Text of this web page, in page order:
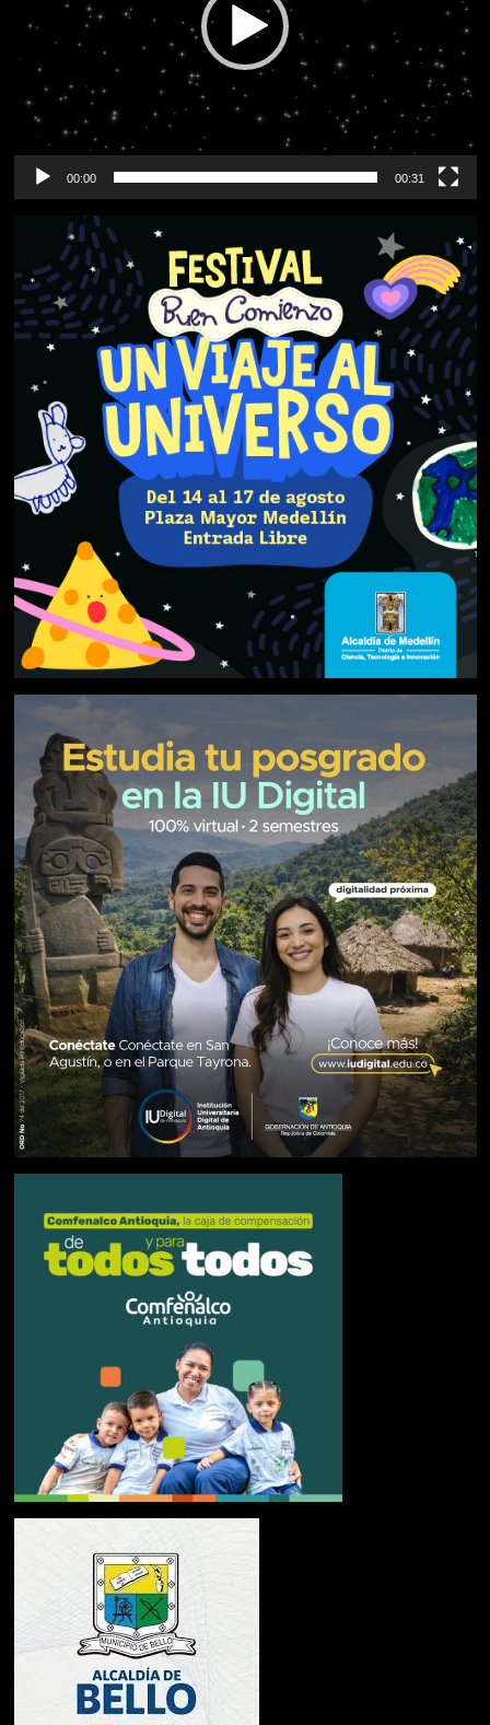
00:00 00:31